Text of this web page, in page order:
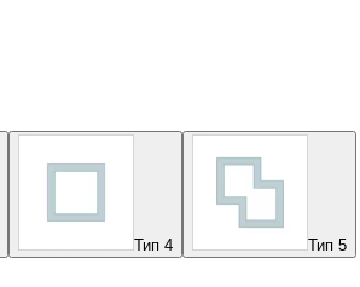
Тип 4
Тип 5